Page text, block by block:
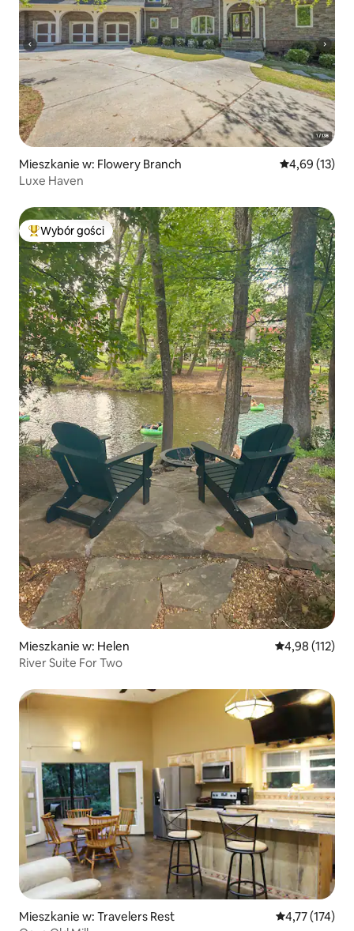
Mieszkanie w: Flowery Branch Średnia
4,69 (13)
Luxe Haven
Najpopularniejsze z kategorii Wybór gości
Wybór gości
Mieszkanie w: Helen Średnia
4,98 (112)
River Suite For Two
Mieszkanie w: Travelers Rest Średnia
4,77 (174)